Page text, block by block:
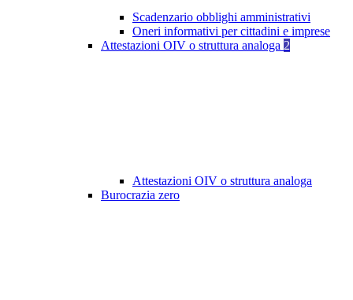
Scadenzario obblighi amministrativi
Oneri informativi per cittadini e imprese
Attestazioni OIV o struttura analoga 2
Attestazioni OIV o struttura analoga
Burocrazia zero